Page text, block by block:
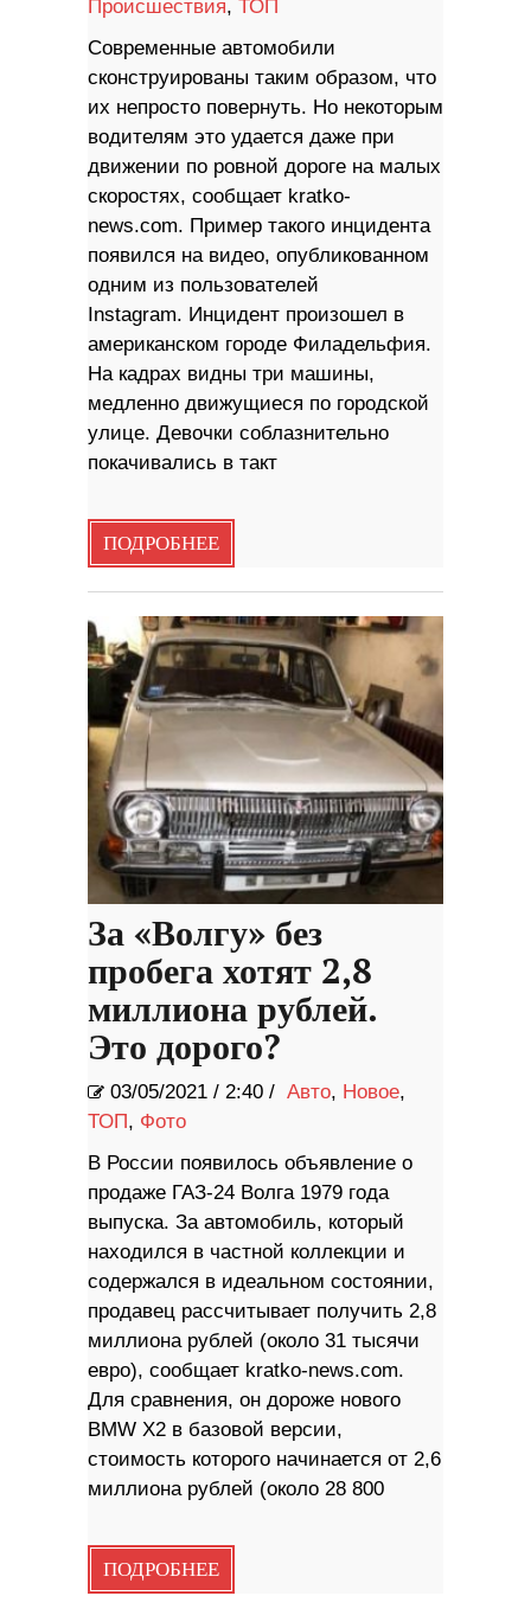
Происшествия, ТОП
Современные автомобили
сконструированы таким образом, что
их непросто повернуть. Но некоторым
водителям это удается даже при
движении по ровной дороге на малых
скоростях, сообщает kratko-
news.com. Пример такого инцидента
появился на видео, опубликованном
одним из пользователей
Instagram. Инцидент произошел в
американском городе Филадельфия.
На кадрах видны три машины,
медленно движущиеся по городской
улице. Девочки соблазнительно
покачивались в такт
ПОДРОБНЕЕ
За «Волгу» без
пробега хотят 2,8
миллиона рублей.
Это дорого?
03/05/2021 / 2:40 / Авто, Новое,
ТОП, Фото
В России появилось объявление о
продаже ГАЗ-24 Волга 1979 года
выпуска. За автомобиль, который
находился в частной коллекции и
содержался в идеальном состоянии,
продавец рассчитывает получить 2,8
миллиона рублей (около 31 тысячи
евро), сообщает kratko-news.com.
Для сравнения, он дороже нового
BMW X2 в базовой версии,
стоимость которого начинается от 2,6
миллиона рублей (около 28 800
ПОДРОБНЕЕ